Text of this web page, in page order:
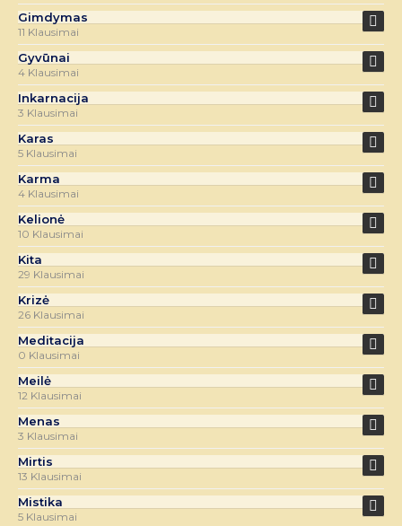
Gimdymas
11 Klausimai
Gyvūnai
4 Klausimai
Inkarnacija
3 Klausimai
Karas
5 Klausimai
Karma
4 Klausimai
Kelionė
10 Klausimai
Kita
29 Klausimai
Krizė
26 Klausimai
Meditacija
0 Klausimai
Meilė
12 Klausimai
Menas
3 Klausimai
Mirtis
13 Klausimai
Mistika
5 Klausimai